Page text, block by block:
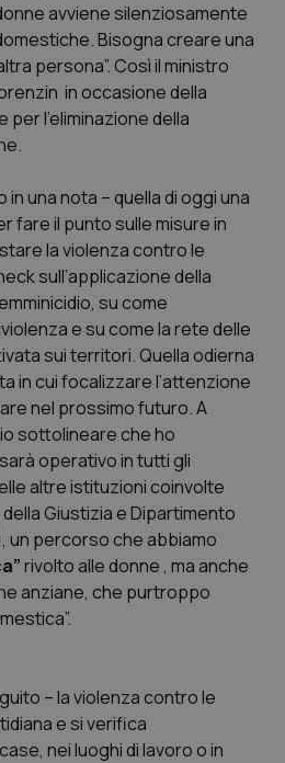
di Bolzano
avviene silenziosamente
Bisogna creare una
persona”. Così il ministro
in occasione della
l’eliminazione della
una nota – quella di oggi una
fare il punto sulle misure in
la violenza contro le
sull’applicazione della
su come
e su come la rete delle
sui territori. Quella odierna
in cui focalizzare l’attenzione
nel prossimo futuro. A
sottolineare che ho
operativo in tutti gli
altre istituzioni coinvolte
Giustizia e Dipartimento
un percorso che abbiamo
rivolto alle donne , ma anche
anziane, che purtroppo
– la violenza contro le
e si verifica
nei luoghi di lavoro o in